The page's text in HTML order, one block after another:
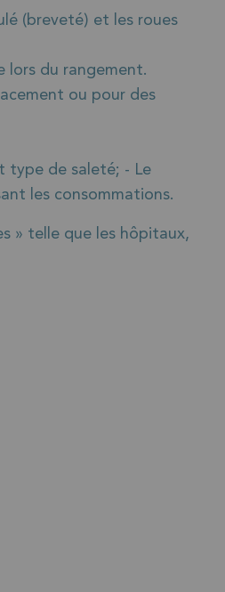
(breveté) et les roues
lors du rangement.
ou pour des
type de saleté; - Le
les consommations.
» telle que les hôpitaux,